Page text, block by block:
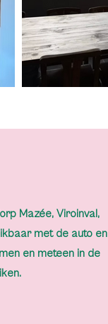
Mazée, Viroinval,
met de auto en
en meteen in de